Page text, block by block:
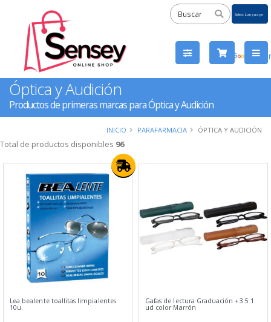
by
Óptica y Audición
Productos de primeras marcas para Óptica y Audición
INICIO PARAFARMACIA ÓPTICA Y AUDICIÓN
Total de productos disponibles 96
Lea bealente toallitas limpialentes
10u.
Gafas de lectura Graduación +3.5 1
ud color Marrón